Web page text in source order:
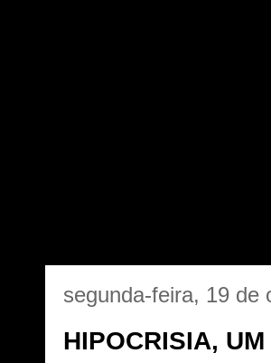
segunda-feira, 19 de
HIPOCRISIA,